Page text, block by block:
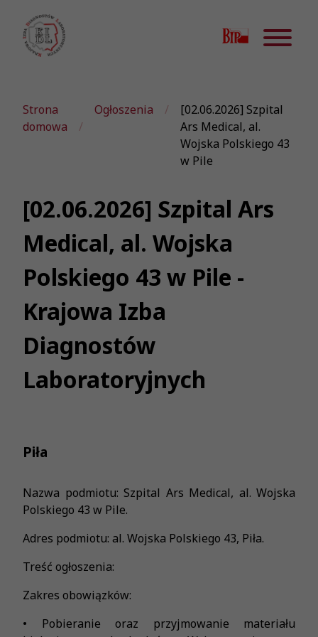
Strona
domowa
Ogłoszenia
[02.06.2026] Szpital
Ars Medical, al.
Wojska Polskiego 43
w Pile
[02.06.2026] Szpital Ars
Medical, al. Wojska
Polskiego 43 w Pile -
Krajowa Izba
Diagnostów
Laboratoryjnych
Piła
Nazwa podmiotu: Szpital Ars Medical, al. Wojska
Polskiego 43 w Pile.
Adres podmiotu: al. Wojska Polskiego 43, Piła.
Treść ogłoszenia:
Zakres obowiązków:
• Pobieranie oraz przyjmowanie materiału